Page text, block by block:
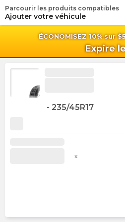
ÉCONOMISEZ 10% sur
Expire
Parcourir les produits compatibles
Ajouter votre véhicule
- 235/45R17
x